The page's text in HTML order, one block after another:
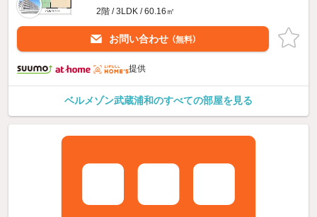
2階 / 3LDK / 60.16㎡
お問い合わせ （無料）
提供
ベルメゾン武蔵浦和のすべての部屋を見る